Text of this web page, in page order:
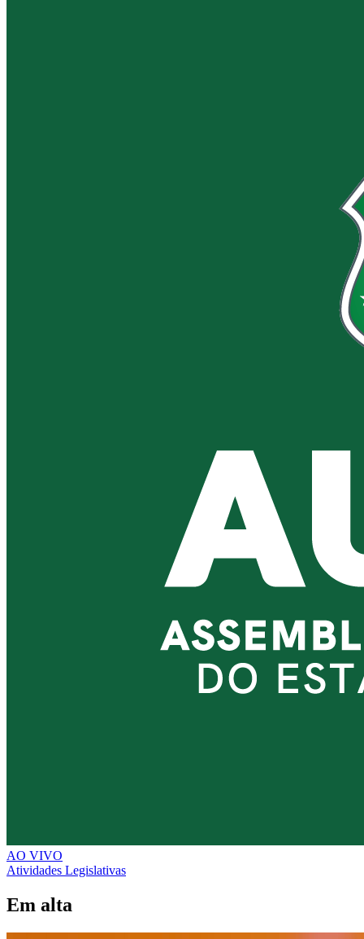
AO VIVO
Atividades Legislativas
Em alta